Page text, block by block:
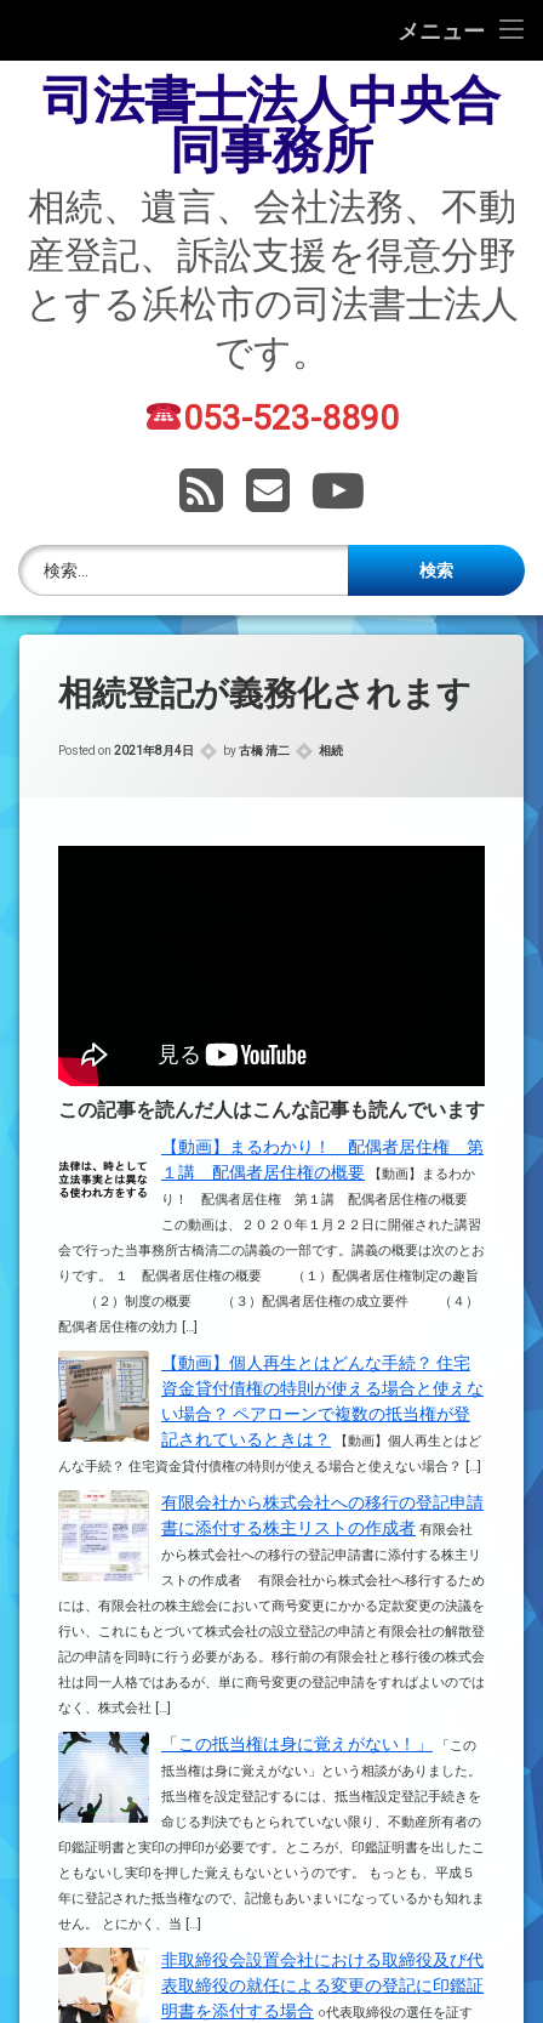
メニュー
相続
不動産登記
債務整理
住宅ローン返済にお困りの方
賃貸トラブル
株主名簿管理人
ご相談について
法律を勉強しよう
司法書士法人中央合
同事務所
相続、遺言、会社法務、不動
産登記、訴訟支援を得意分野
とする浜松市の司法書士法人
です。
電話番号: 053-523-8890
RSSメールアドレス
YouTube
検索:
相続登記が義務化されます
Posted on 2021年8月4日 by古橋 清二 カテゴリー:
相続
この記事を読んだ人はこんな記事も読んでいます
【動画】まるわかり！ 配偶者居住権 第
１講 配偶者居住権の概要
【動画】まるわか
り！ 配偶者居住権 第１講 配偶者居住権の概要
この動画は、２０２０年１月２２日に開催された講習
会で行った当事務所古橋清二の講義の一部です。講義の概要は次のとお
りです。 １ 配偶者居住権の概要 （１）配偶者居住権制定の趣旨
（２）制度の概要 （３）配偶者居住権の成立要件 （４）
配偶者居住権の効力 […]
【動画】個人再生とはどんな手続？ 住宅
資金貸付債権の特則が使える場合と使えな
い場合？ ペアローンで複数の抵当権が登
記されているときは？
【動画】個人再生とはど
んな手続？ 住宅資金貸付債権の特則が使える場合と使えない場合？ […]
有限会社から株式会社への移行の登記申請
書に添付する株主リストの作成者 有限会社
から株式会社への移行の登記申請書に添付する株主リ
ストの作成者 有限会社から株式会社へ移行するため
には、有限会社の株主総会において商号変更にかかる定款変更の決議を
行い、これにもとづいて株式会社の設立登記の申請と有限会社の解散登
記の申請を同時に行う必要がある。移行前の有限会社と移行後の株式会
社は同一人格ではあるが、単に商号変更の登記申請をすればよいのでは
なく、株式会社 […]
「この抵当権は身に覚えがない！」
「この
抵当権は身に覚えがない」という相談がありました。
抵当権を設定登記するには、抵当権設定登記手続きを
命じる判決でもとられていない限り、不動産所有者の
印鑑証明書と実印の押印が必要です。ところが、印鑑証明書を出したこ
ともないし実印を押した覚えもないというのです。 もっとも、平成５
年に登記された抵当権なので、記憶もあいまいになっているかも知れま
せん。 とにかく、当 […]
非取締役会設置会社における取締役及び代
表取締役の就任による変更の登記に印鑑証
明書を添付する場合 ○代表取締役の選任を証す